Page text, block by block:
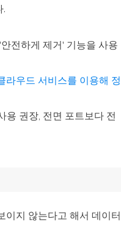
.
전하게 제거' 기능을 사용
라우드 서비스를 이용해 정
용 권장, 전면 포트보다 전
이지 않는다고 해서 데이터